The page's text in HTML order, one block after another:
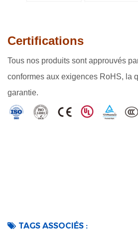
Certifications
Tous nos produits sont approuvés
conformes aux exigences RoHS, la
garantie.
TAGS ASSOCIÉS :